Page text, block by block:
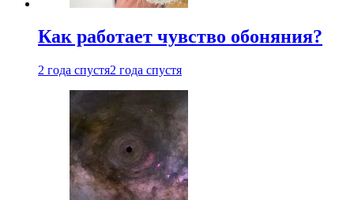
Как работает чувство обоняния?
2 года спустя2 года спустя